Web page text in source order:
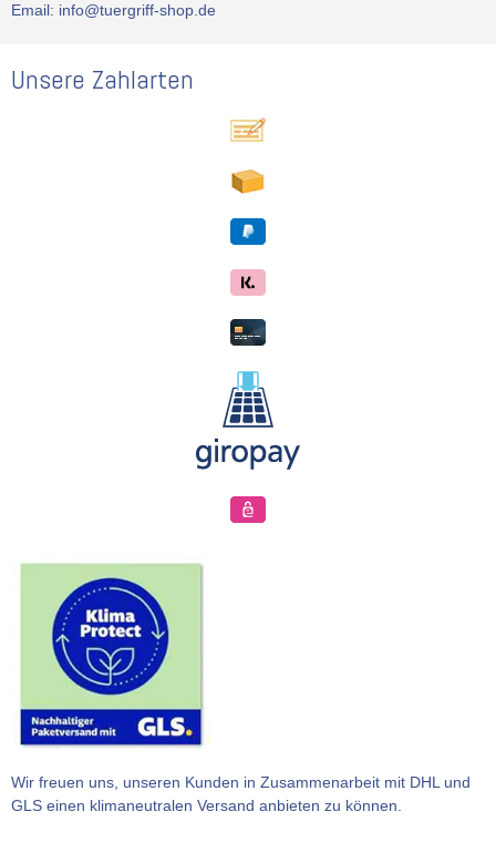
Email: info@tuergriff-shop.de
Unsere Zahlarten
Wir freuen uns, unseren Kunden in Zusammenarbeit mit DHL und
GLS einen klimaneutralen Versand anbieten zu können.